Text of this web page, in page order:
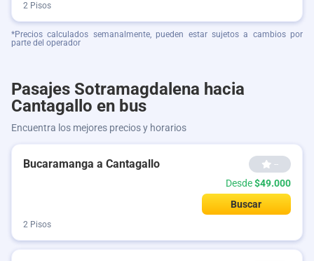
2 Pisos
*Precios calculados semanalmente, pueden estar sujetos a cambios por
parte del operador
Pasajes Sotramagdalena hacia
Cantagallo en bus
Encuentra los mejores precios y horarios
Bucaramanga a Cantagallo --
Desde$49.000
Buscar
2 Pisos